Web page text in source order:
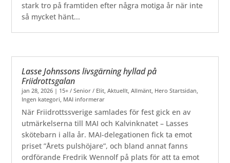
stark tro på framtiden efter några motiga år när inte
så mycket hänt...
Lasse Johnssons livsgärning hyllad på
Friidrottsgalan
jan 28, 2026 | 15+ / Senior / Elit,Aktuellt,Allmänt, Hero Startsidan,
Ingen kategori, MAI informerar
När Friidrottssverige samlades för fest gick en av
utmärkelserna till MAI och Kalvinknatet – Lasses
skötebarn i alla år. MAI-delegationen fick ta emot
priset ”Årets pulshöjare”, och bland annat fanns
ordförande Fredrik Wennolf på plats för att ta emot